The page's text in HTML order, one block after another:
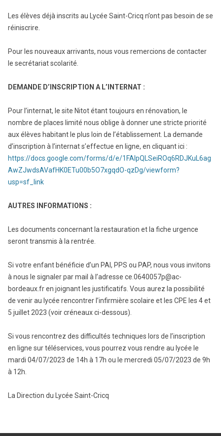
Les élèves déjà inscrits au Lycée Saint-Cricq n’ont pas besoin de se
réiniscrire.
Pour les nouveaux arrivants, nous vous remercions de contacter
le secrétariat scolarité.
DEMANDE D’INSCRIPTION A L’INTERNAT :
Pour l’internat, le site Nitot étant toujours en rénovation, le
nombre de places limité nous oblige à donner une stricte priorité
aux élèves habitant le plus loin de l’établissement. La demande
d’inscription à l’internat s’effectue en ligne, en cliquant ici :
https://docs.google.com/forms/d/e/1FAIpQLSeiROq6RDJKuL6ag
AwZJwdsAVafHK0ETu00b5O7xgqdO-qzDg/viewform?
usp=sf_link
AUTRES INFORMATIONS :
Les documents concernant la restauration et la fiche urgence
seront transmis à la rentrée.
Si votre enfant bénéficie d’un PAI, PPS ou PAP, nous vous invitons
à nous le signaler par mail à l’adresse ce.0640057p@ac-
bordeaux.fr en joignant les justificatifs. Vous aurez la possibilité
de venir au lycée rencontrer l’infirmière scolaire et les CPE les 4 et
5 juillet 2023 (voir créneaux ci-dessous).
Si vous rencontrez des difficultés techniques lors de l’inscription
en ligne sur téléservices, vous pourrez vous rendre au lycée le
mardi 04/07/2023 de 14h à 17h ou le mercredi 05/07/2023 de 9h
à 12h.
La Direction du Lycée Saint-Cricq